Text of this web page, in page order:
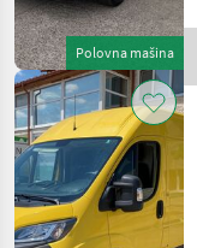
Polovna mašina